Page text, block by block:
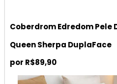
Coberdrom Edredom Pele
Queen Sherpa DuplaFace
por R$89,90